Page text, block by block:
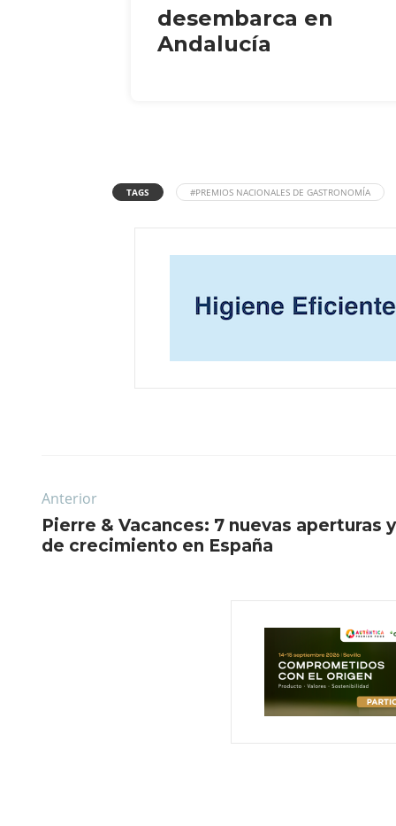
desembarca en
Andalucía
TAGS #PREMIOS NACIONALES DE GASTRONOMÍA
Anterior
Pierre & Vacances: 7 nuevas aperturas
de crecimiento en España